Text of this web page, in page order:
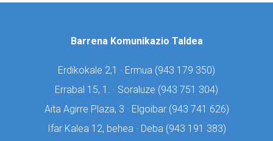
Barrena Komunikazio Taldea
Erdikokale 2,1 · Ermua (943 179 350)
Errabal 15, 1. · Soraluze (943 751 304)
Aita Agirre Plaza, 3 · Elgoibar (943 741 626)
Ifar Kalea 12, behea · Deba (943 191 383)